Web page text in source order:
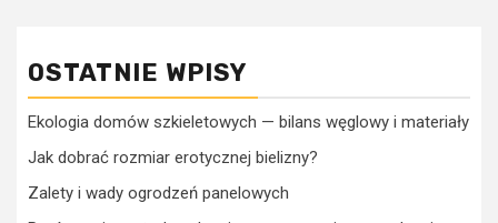
OSTATNIE WPISY
Ekologia domów szkieletowych — bilans węglowy i materiały
Jak dobrać rozmiar erotycznej bielizny?
Zalety i wady ogrodzeń panelowych